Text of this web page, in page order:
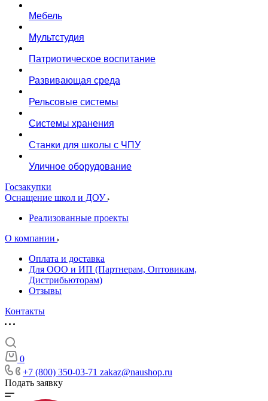
Мебель
Мультстудия
Патриотическое воспитание
Развивающая среда
Рельсовые системы
Системы хранения
Станки для школы с ЧПУ
Уличное оборудование
Госзакупки
Оснащение школ и ДОУ
Реализованные проекты
О компании
Оплата и доставка
Для ООО и ИП (Партнерам, Оптовикам,
Дистрибьюторам)
Отзывы
Контакты
0
+7 (800) 350-03-71 zakaz@naushop.ru
Подать заявку